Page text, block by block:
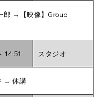
郎 →【映像】Group
14:51 スタジオ
→ 休講